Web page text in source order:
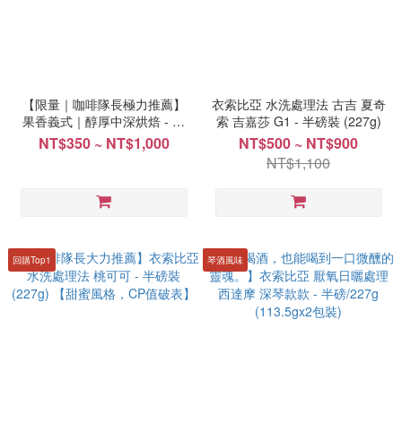
【限量｜咖啡隊長極力推薦】
果香義式｜醇厚中深烘焙 - 半
磅 (227g)【濃郁中帶著果香驚
NT$350 ~ NT$1,000
衣索比亞 水洗處理法 古吉 夏奇
索 吉嘉莎 G1 - 半磅裝 (227g)
NT$500 ~ NT$900
NT$1,100
回購Top1 琴酒風味